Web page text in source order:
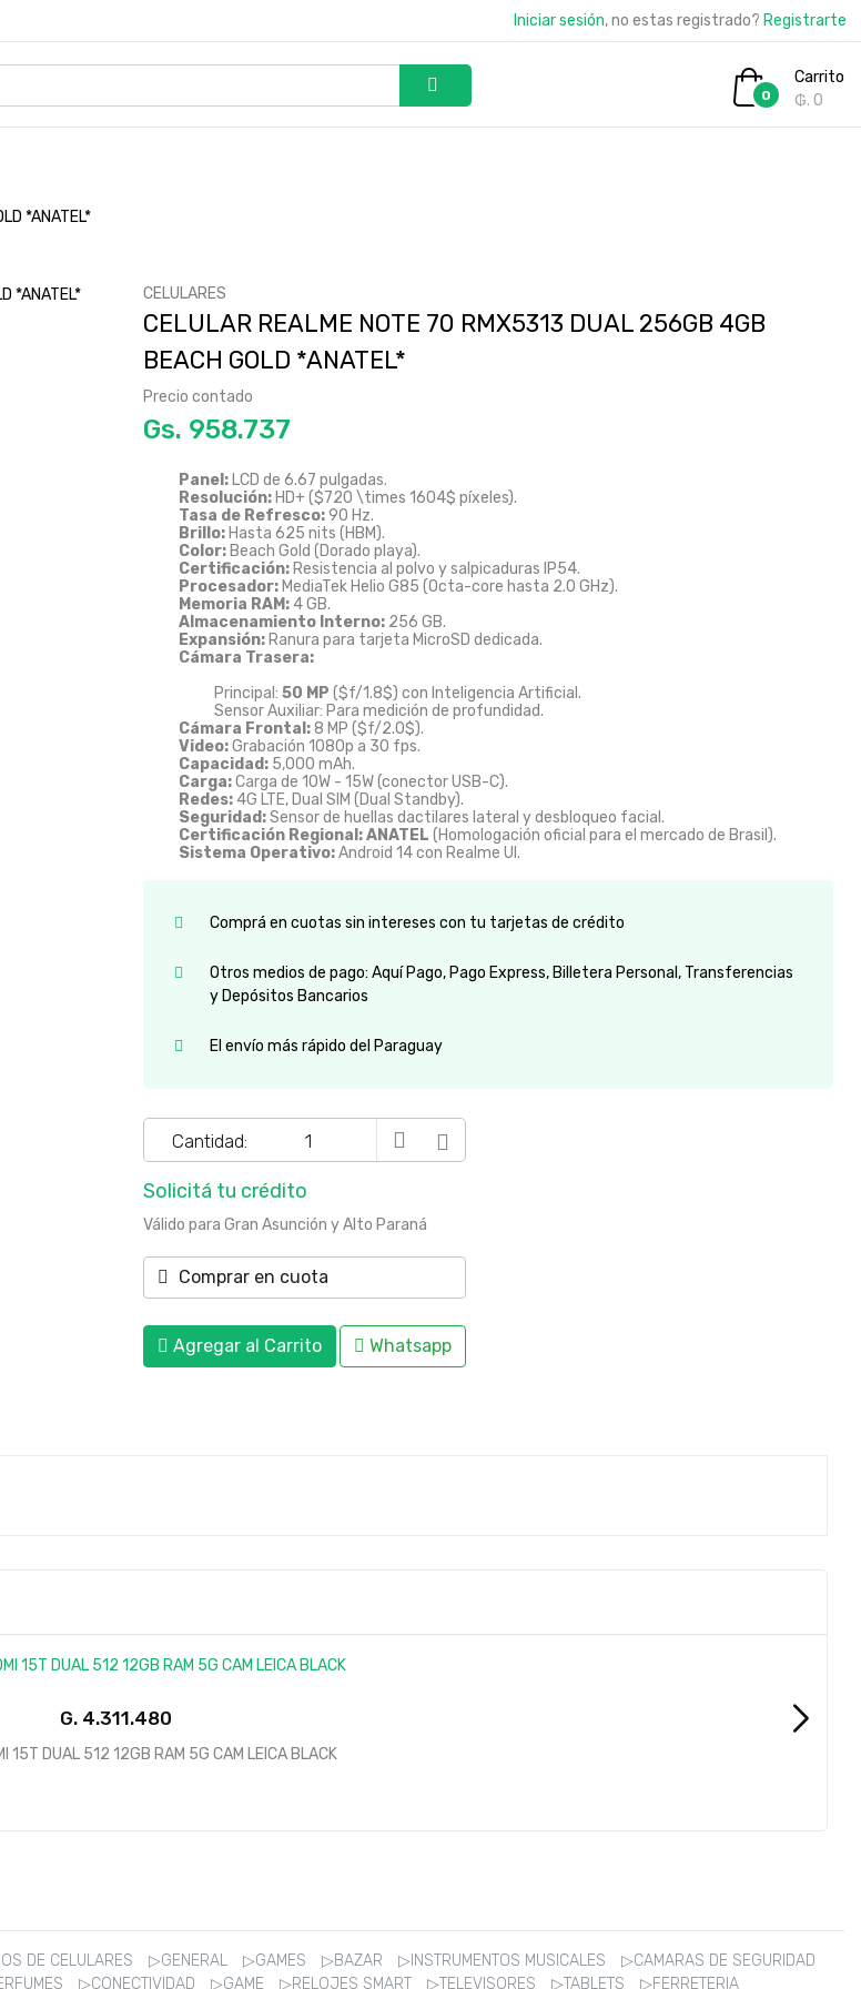
Iniciar sesión, no estas registrado? Registrarte
0
Carrito
₲. 0
*ANATEL*
CELULARES
CELULAR REALME NOTE 70 RMX5313 DUAL 256GB 4GB
BEACH GOLD *ANATEL*
Precio contado
Gs.
Panel: LCD de 6.67 pulgadas.
Resolución: HD+ ($720 \times 1604$ píxeles).
Tasa de Refresco:90 Hz.
Brillo: Hasta 625 nits (HBM).
Color: Beach Gold (Dorado playa).
Certificación: Resistencia al polvo y salpicaduras IP54.
Procesador: MediaTek Helio G85 (Octa-core hasta 2.0 GHz).
Memoria RAM: 4 GB.
Almacenamiento Interno: 256 GB.
Expansión: Ranura para tarjeta MicroSD dedicada.
Cámara Trasera:
Principal: 50 MP ($f/1.8$) con Inteligencia Artificial.
Sensor Auxiliar: Para medición de profundidad.
Cámara Frontal:8 MP ($f/2.0$).
Video:Grabación 1080p a 30 fps.
Capacidad: 5,000 mAh.
Carga:Carga de 10W - 15W (conector USB-C).
Redes: 4G LTE, Dual SIM (Dual Standby).
Seguridad:Sensor de huellas dactilares lateral y desbloqueo facial.
Certificación Regional:ANATEL (Homologación oficial para el mercado de Brasil).
Sistema Operativo:Android 14 con Realme UI.
Comprá en cuotas sin intereses con tu tarjetas de crédito
Otros medios de pago: Aquí Pago, Pago Express, Billetera Personal, Transferencias
y Depósitos Bancarios
El envío más rápido del Paraguay
Cantidad:
Solicitá tu crédito
Válido para Gran Asunción y Alto Paraná
Comprar en cuota
Agregar al Carrito Whatsapp
G.
15T DUAL 512 12GB RAM 5G CAM LEICA BLACK
DE CELULARES ▷GENERAL ▷GAMES ▷BAZAR ▷INSTRUMENTOS MUSICALES
▷CAMARAS DE SEGURIDAD
▷CONECTIVIDAD ▷GAME ▷RELOJES SMART ▷TELEVISORES ▷TABLETS ▷FERRETERIA